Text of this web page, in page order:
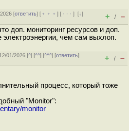
[ответить] [ ﹢﹢﹢] [ · · ·][↓]
+ / –
доп. мониторинг ресурсов и доп.
чем сам выхлоп.
01/2026 [^] [^^] [^^^] [ответить]
+ / –
процесс, который тоже
"Monitor":
monitor